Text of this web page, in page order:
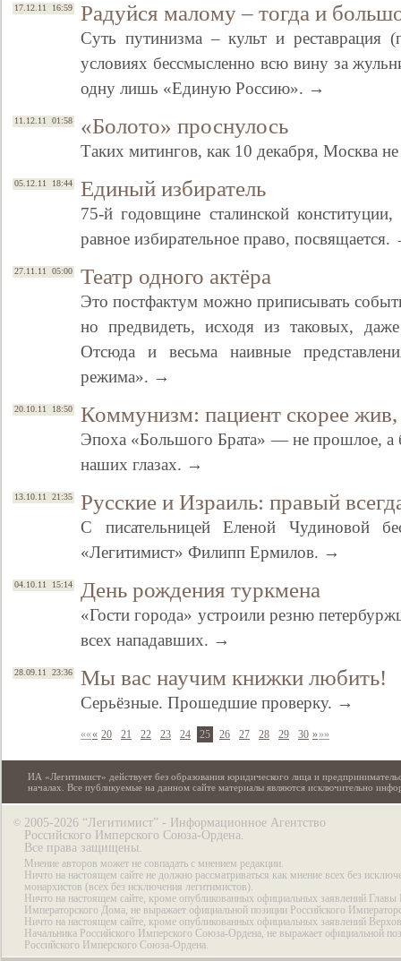
17.12.11 16:59 Радуйся малому – тогда и
Суть путинизма – культ и реставрация
условиях бессмысленно всю вину за
одну лишь «Единую Россию». →
11.12.11 01:58 «Болото» проснулось
Таких митингов, как 10 декабря, Москва
05.12.11 18:44 Единый избиратель
75-й годовщине сталинской
равное избирательное право,
27.11.11 05:00 Театр одного актёра
Это постфактум можно приписывать
но предвидеть, исходя из таковых,
Отсюда и весьма наивные
режима». →
20.10.11 18:50 Коммунизм: пациент скорее
Эпоха «Большого Брата» — не прошлое, а
наших глазах. →
13.10.11 21:35 Русские и Израиль: правый
С писательницей Еленой Чудиновой
«Легитимист» Филипп Ермилов. →
04.10.11 15:14 День рождения туркмена
«Гости города» устроили резню
всех нападавших. →
28.09.11 23:36 Мы вас научим книжки любить!
Серьёзные. Прошедшие проверку. →
««« 20 21 22 23 24 25 26 27 28 29 30 »»»
ИА «Легитимист» действует без образования юридического лица и
началах. Все публикуемые на данном сайте материалы являются исключительно
© 2005-2026 “Легитимист” - Информационное Агентство
Российского Имперского Союза-Ордена.
Все права защищены.
Мнение авторов может не совпадать с мнением редакции.
Ничто на настоящем сайте не должно рассматриваться как мнение всех без
монархистов (всех без исключения легитимистов).
Ничто на настоящем сайте, кроме опубликованных официальных заявлений Главы
Императорского Дома, не выражает официальной позиции Российского
Ничто на настоящем сайте, кроме опубликованных официальных заявлений
Начальника Российского Имперского Союза-Ордена, не выражает официальной
Российского Имперского Союза-Ордена.